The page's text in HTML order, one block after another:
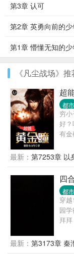
第3章 认可
第2章 英勇向前的
第1章 懵懂无知的
《凡尘战场》
超
都市
穷
好
有
最新： 第7253章 以
四
都市
穿
园
拜
张
最新： 第3173章 秦